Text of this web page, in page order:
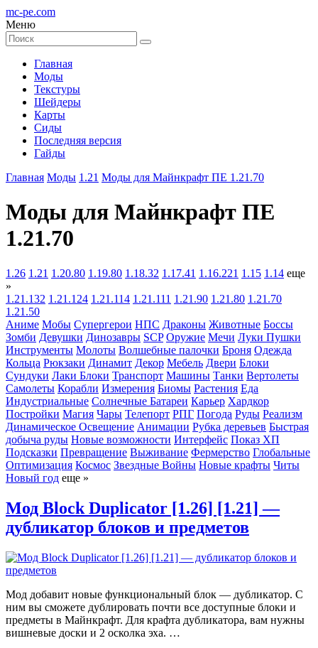
mc-pe.com
Меню
Главная
Моды
Текстуры
Шейдеры
Карты
Сиды
Последняя версия
Гайды
Главная Моды 1.21 Моды для Майнкрафт ПЕ 1.21.70
Моды для Майнкрафт ПЕ
1.21.70
1.26 1.21 1.20.80 1.19.80 1.18.32 1.17.41 1.16.221 1.15 1.14 еще
»
1.21.132 1.21.124 1.21.114 1.21.111 1.21.90 1.21.80 1.21.70
1.21.50
Аниме Мобы Супергерои НПС Драконы Животные Боссы
Зомби Девушки Динозавры SCP Оружие Мечи Луки Пушки
Инструменты Молоты Волшебные палочки Броня Одежда
Кольца Рюкзаки Динамит Декор Мебель Двери Блоки
Сундуки Лаки Блоки Транспорт Машины Танки Вертолеты
Самолеты Корабли Измерения Биомы Растения Еда
Индустриальные Солнечные Батареи Карьер Хардкор
Постройки Магия Чары Телепорт РПГ Погода Руды Реализм
Динамическое Освещение Анимации Рубка деревьев Быстрая
добыча руды Новые возможности Интерфейс Показ ХП
Подсказки Превращение Выживание Фермерство Глобальные
Оптимизация Космос Звездные Войны Новые крафты Читы
Новый год еще »
Мод Block Duplicator [1.26] [1.21] —
дубликатор блоков и предметов
Мод добавит новые функциональный блок — дубликатор. С
ним вы сможете дублировать почти все доступные блоки и
предметы в Майнкрафт. Для крафта дубликатора, вам нужны
вишневые доски и 2 осколка эха. …